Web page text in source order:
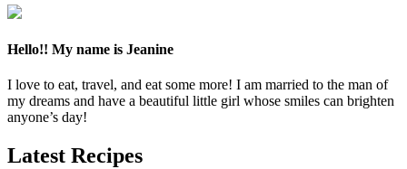
Hello!! My name is Jeanine
I love to eat, travel, and eat some more! I am married to the man of
my dreams and have a beautiful little girl whose smiles can brighten
anyone’s day!
Latest Recipes